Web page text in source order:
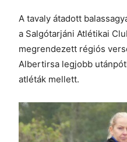
A tavaly átadott
a Salgótarjáni Atlétikai
megrendezett régiós
Albertirsa legjobb
atléták mellett.